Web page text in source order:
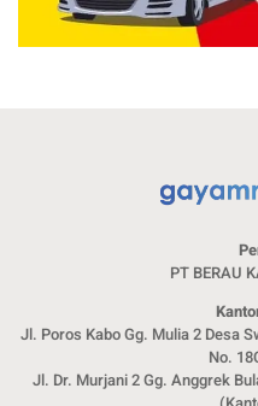
PT BERAU
Jl. Poros Kabo Gg. Mulia 2 Desa
No.
Jl. Dr. Murjani 2 Gg. Anggrek